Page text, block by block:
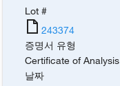
Lot #
243374
증명서 유형
Certificate of Analysis
날짜